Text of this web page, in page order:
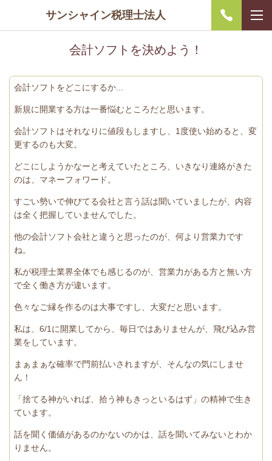
サンシャイン税理士法人
会計ソフトを決めよう！
会計ソフトをどこにするか...
新規に開業する方は一番悩むところだと思います。
会計ソフトはそれなりに値段もしますし、1度使い始めると、変
更するのも大変。
どこにしようかなーと考えていたところ、いきなり連絡がきた
のは、 マネーフォワード。
すごい勢いで伸びてる会社と言う話は聞いていましたが、内容
は全く把握していませんでした。
他の会計ソフト会社と違うと思ったのが、何より営業力です
ね。
私が税理士業界全体でも感じるのが、営業力がある方と無い方
で全く働き方が違います。
色々なご縁を作るのは大事ですし、大変だと思います。
私は、6/1に開業してから、毎日ではありませんが、飛び込み営
業をしています。
まぁまぁな確率で門前払いされますが、そんなの気にしませ
ん！
「捨てる神がいれば、拾う神もきっといるはず」の精神で生き
ています。
話を聞く価値があるのかないのかは、話を聞いてみないとわか
りません。